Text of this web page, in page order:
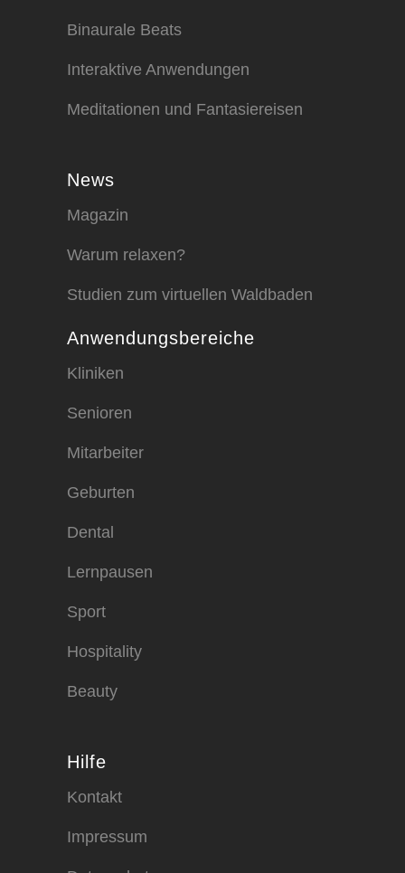
Binaurale Beats
Interaktive Anwendungen
Meditationen und Fantasiereisen
News
Magazin
Warum relaxen?
Studien zum virtuellen Waldbaden
Anwendungsbereiche
Kliniken
Senioren
Mitarbeiter
Geburten
Dental
Lernpausen
Sport
Hospitality
Beauty
Hilfe
Kontakt
Impressum